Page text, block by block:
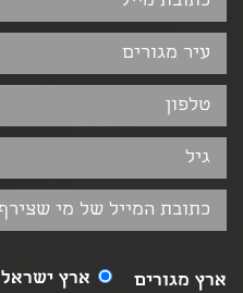
ארץ מגורים ארץ ישראל